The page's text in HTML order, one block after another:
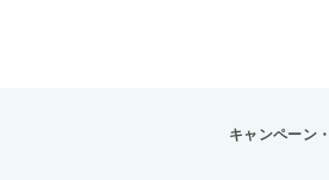
キャンペーン